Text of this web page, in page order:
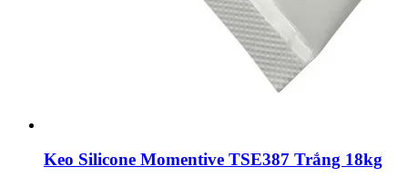
Keo Silicone Momentive TSE387 Trắng 18kg